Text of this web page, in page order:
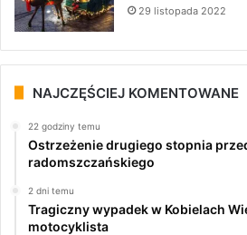
29 listopada 2022
NAJCZĘŚCIEJ KOMENTOWANE
22 godziny temu
Ostrzeżenie drugiego stopnia
radomszczańskiego
2 dni temu
Tragiczny wypadek w Kobielach
motocyklista